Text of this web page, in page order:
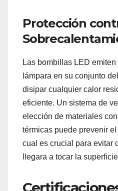
Protección
Las bombillas LED
lámpara en su conjunto
disipar cualquier calor
eficiente. Un sistema de
elección de materiales
térmicas puede prevenir
cual es crucial para evitar
llegara a tocar la